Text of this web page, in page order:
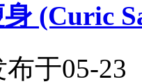
(Curic
于05-23